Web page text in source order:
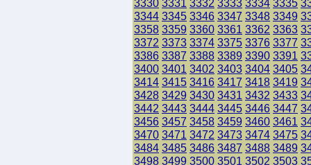
3330 3331 3332 3333 3334 3335
3344 3345 3346 3347 3348 3349
3358 3359 3360 3361 3362 3363
3372 3373 3374 3375 3376 3377
3386 3387 3388 3389 3390 3391
3400 3401 3402 3403 3404 3405
3414 3415 3416 3417 3418 3419
3428 3429 3430 3431 3432 3433
3442 3443 3444 3445 3446 3447
3456 3457 3458 3459 3460 3461
3470 3471 3472 3473 3474 3475
3484 3485 3486 3487 3488 3489
3498 3499 3500 3501 3502 3503